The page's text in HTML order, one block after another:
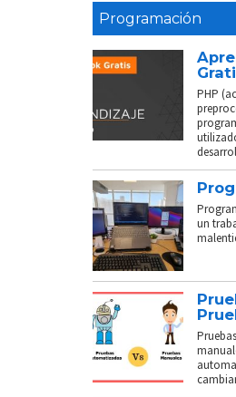
Programación
PHP
un